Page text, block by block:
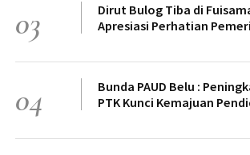
03
Dirut Bulog Tiba di
Apresiasi Perhatian
04
Bunda PAUD Belu :
PTK Kunci Kemajuan